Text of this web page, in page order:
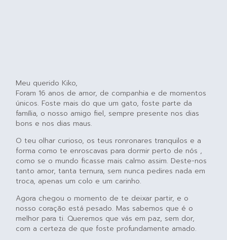
Meu querido Kiko,
Foram 16 anos de amor, de companhia e de momentos
únicos. Foste mais do que um gato, foste parte da
família, o nosso amigo fiel, sempre presente nos dias
bons e nos dias maus.
O teu olhar curioso, os teus ronronares tranquilos e a
forma como te enroscavas para dormir perto de nós ,
como se o mundo ficasse mais calmo assim. Deste-nos
tanto amor, tanta ternura, sem nunca pedires nada em
troca, apenas um colo e um carinho.
Agora chegou o momento de te deixar partir, e o
nosso coração está pesado. Mas sabemos que é o
melhor para ti. Queremos que vás em paz, sem dor,
com a certeza de que foste profundamente amado.